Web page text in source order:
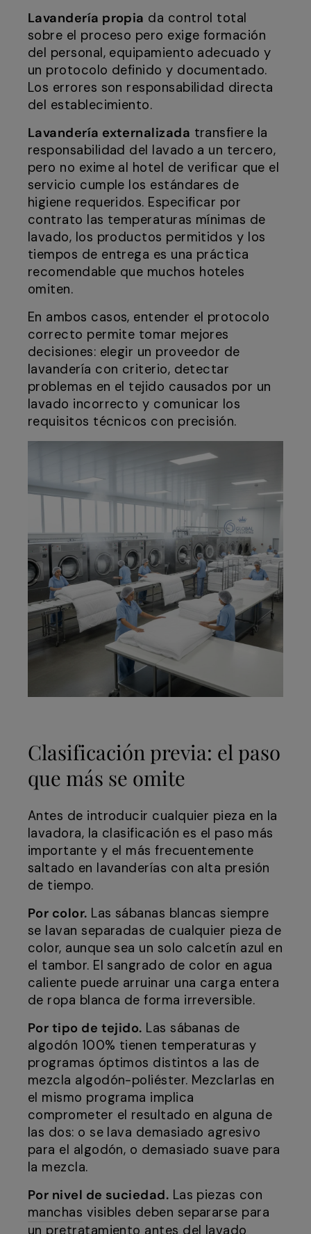
Lavandería propia da control total
sobre el proceso pero exige formación
del personal, equipamiento adecuado y
un protocolo definido y documentado.
Los errores son responsabilidad directa
del establecimiento.
Lavandería externalizada transfiere la
responsabilidad del lavado a un tercero,
pero no exime al hotel de verificar que el
servicio cumple los estándares de
higiene requeridos. Especificar por
contrato las temperaturas mínimas de
lavado, los productos permitidos y los
tiempos de entrega es una práctica
recomendable que muchos hoteles
omiten.
En ambos casos, entender el protocolo
correcto permite tomar mejores
decisiones: elegir un proveedor de
lavandería con criterio, detectar
problemas en el tejido causados por un
lavado incorrecto y comunicar los
requisitos técnicos con precisión.
Clasificación previa: el paso
que más se omite
Antes de introducir cualquier pieza en la
lavadora, la clasificación es el paso más
importante y el más frecuentemente
saltado en lavanderías con alta presión
de tiempo.
Por color. Las sábanas blancas siempre
se lavan separadas de cualquier pieza de
color, aunque sea un solo calcetín azul en
el tambor. El sangrado de color en agua
caliente puede arruinar una carga entera
de ropa blanca de forma irreversible.
Por tipo de tejido. Las sábanas de
algodón 100% tienen temperaturas y
programas óptimos distintos a las de
mezcla algodón-poliéster. Mezclarlas en
el mismo programa implica
comprometer el resultado en alguna de
las dos: o se lava demasiado agresivo
para el algodón, o demasiado suave para
la mezcla.
Por nivel de suciedad. Las piezas con
manchas visibles deben separarse para
un pretratamiento antes del lavado